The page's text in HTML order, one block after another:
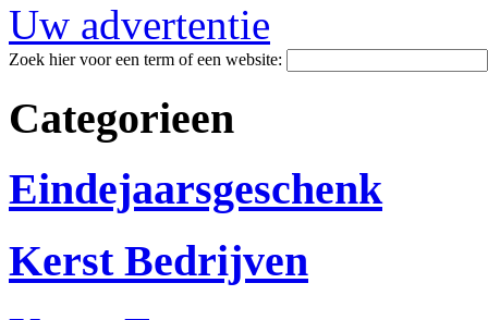
Uw advertentie
Zoek hier voor een term of een website:
Categorieen
Eindejaarsgeschenk
Kerst Bedrijven